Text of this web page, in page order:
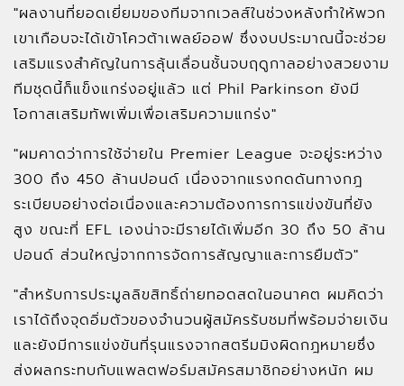
"ผลงานที่ยอดเยี่ยมของทีมจากเวลส์ในช่วงหลังทำให้พวก
เขาเกือบจะได้เข้าโควต้าเพลย์ออฟ ซึ่งงบประมาณนี้จะช่วย
เสริมแรงสำคัญในการลุ้นเลื่อนชั้นจบฤดูกาลอย่างสวยงาม
ทีมชุดนี้ก็แข็งแกร่งอยู่แล้ว แต่ Phil Parkinson ยังมี
โอกาสเสริมทัพเพิ่มเพื่อเสริมความแกร่ง"
"ผมคาดว่าการใช้จ่ายใน Premier League จะอยู่ระหว่าง
300 ถึง 450 ล้านปอนด์ เนื่องจากแรงกดดันทางกฎ
ระเบียบอย่างต่อเนื่องและความต้องการการแข่งขันที่ยัง
สูง ขณะที่ EFL เองน่าจะมีรายได้เพิ่มอีก 30 ถึง 50 ล้าน
ปอนด์ ส่วนใหญ่จากการจัดการสัญญาและการยืมตัว"
"สำหรับการประมูลลิขสิทธิ์ถ่ายทอดสดในอนาคต ผมคิดว่า
เราได้ถึงจุดอิ่มตัวของจำนวนผู้สมัครรับชมที่พร้อมจ่ายเงิน
และยังมีการแข่งขันที่รุนแรงจากสตรีมมิงผิดกฎหมายซึ่ง
ส่งผลกระทบกับแพลตฟอร์มสมัครสมาชิกอย่างหนัก ผม